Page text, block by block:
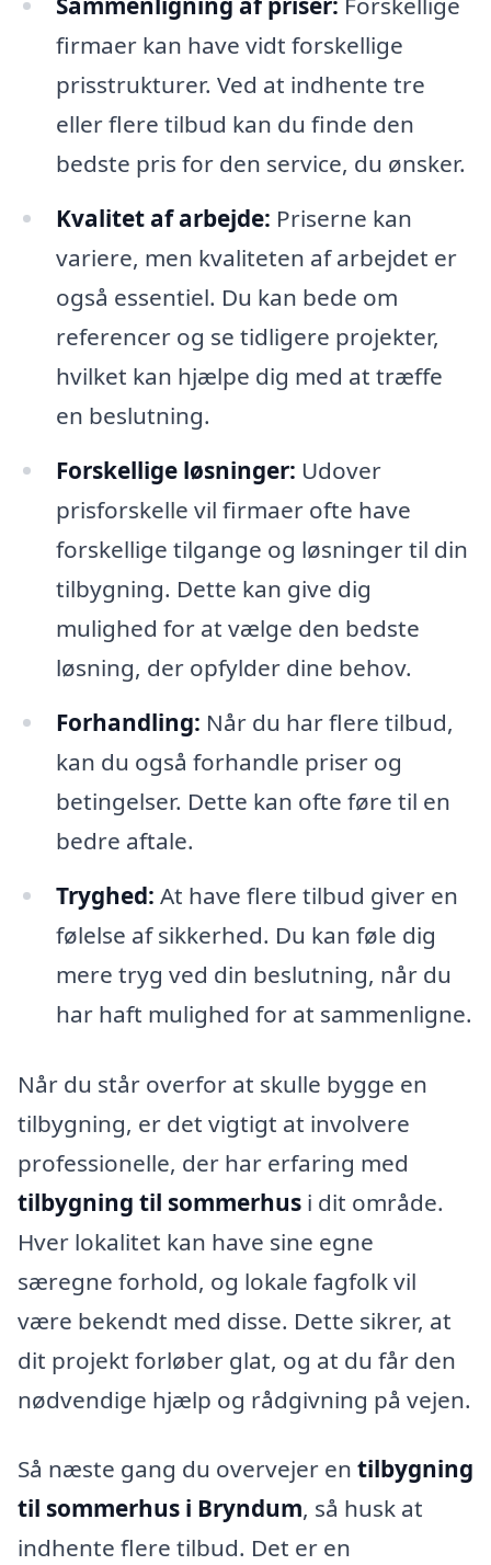
firmaer kan have vidt forskellige
prisstrukturer. Ved at indhente tre
eller flere tilbud kan du finde den
bedste pris for den service, du ønsker.
Kvalitet af arbejde: Priserne kan
variere, men kvaliteten af arbejdet er
også essentiel. Du kan bede om
referencer og se tidligere projekter,
hvilket kan hjælpe dig med at træffe
en beslutning.
Forskellige løsninger: Udover
prisforskelle vil firmaer ofte have
forskellige tilgange og løsninger til din
tilbygning. Dette kan give dig
mulighed for at vælge den bedste
løsning, der opfylder dine behov.
Forhandling: Når du har flere tilbud,
kan du også forhandle priser og
betingelser. Dette kan ofte føre til en
bedre aftale.
Tryghed: At have flere tilbud giver en
følelse af sikkerhed. Du kan føle dig
mere tryg ved din beslutning, når du
har haft mulighed for at sammenligne.
Når du står overfor at skulle bygge en
tilbygning, er det vigtigt at involvere
professionelle, der har erfaring med
tilbygning til sommerhus i dit område.
Hver lokalitet kan have sine egne
særegne forhold, og lokale fagfolk vil
være bekendt med disse. Dette sikrer, at
dit projekt forløber glat, og at du får den
nødvendige hjælp og rådgivning på vejen.
Så næste gang du overvejer en tilbygning
til sommerhus i Bryndum, så husk at
indhente flere tilbud. Det er en